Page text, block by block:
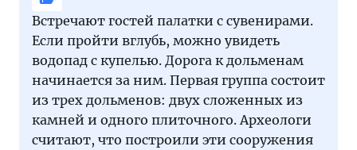
Встречают гостей палатки с сувенирами.
Если пройти вглубь, можно увидеть
водопад с купелью. Дорога к дольменам
начинается за ним. Первая группа состоит
из трех дольменов: двух сложенных из
камней и одного плиточного. Археологи
считают, что построили эти сооружения